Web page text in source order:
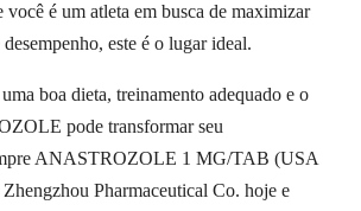
você é um atleta em busca de maximizar
este é o lugar ideal.
boa dieta, treinamento adequado e o
pode transformar seu
ANASTROZOLE 1 MG/TAB (USA
Pharmaceutical Co. hoje e